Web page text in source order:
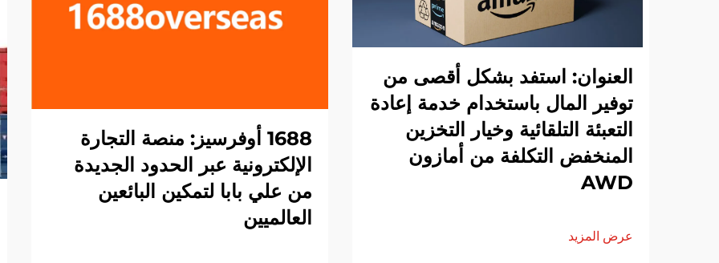
العنوان: استفد بشكل أقصى من
توفير المال باستخدام خدمة إعادة
التعبئة التلقائية وخيار التخزين
المنخفض التكلفة من أمازون
AWD
عرض المزيد
1688 أوفرسيز: منصة التجارة
الإلكترونية عبر الحدود الجديدة
من علي بابا لتمكين البائعين
العالميين